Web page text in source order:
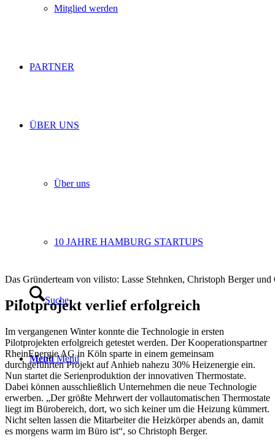
Mitglied werden
PARTNER
ÜBER UNS
Über uns
10 JAHRE HAMBURG STARTUPS
Suche
Menü Menü
Das Gründerteam von vilisto: Lasse Stehnken, Christoph Berger
Pilotprojekt verlief erfolgreich
Im vergangenen Winter konnte die Technologie in ersten
Pilotprojekten erfolgreich getestet werden. Der Kooperationspartner
RheinEnergie AG in Köln sparte in einem gemeinsam
durchgeführten Projekt auf Anhieb nahezu 30% Heizenergie ein.
Nun startet die Serienproduktion der innovativen Thermostate.
Dabei können ausschließlich Unternehmen die neue Technologie
erwerben. „Der größte Mehrwert der vollautomatischen Thermostate
liegt im Bürobereich, dort, wo sich keiner um die Heizung kümmert.
Nicht selten lassen die Mitarbeiter die Heizkörper abends an, damit
es morgens warm im Büro ist“, so Christoph Berger.